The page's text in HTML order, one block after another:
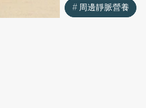
周邊靜脈營養
周邊靜脈營養